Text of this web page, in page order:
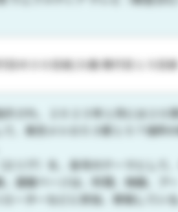
の３０日前/入稿 発行日１５日前
され、２０２３年１月には２０
、東京メトロ５３駅１５７個所
リア）を、各号のテーマとして、
連載ページは、料理、映画、アー
ーターなどに参加、寄稿している